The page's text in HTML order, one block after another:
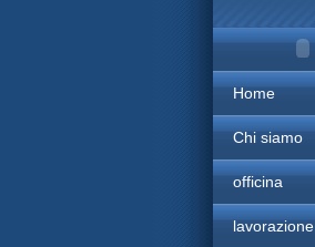
Home
Chi siamo
officina
lavorazione